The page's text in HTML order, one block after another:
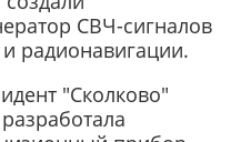
СВЧ-сигналов
радионавигации.
"Сколково"